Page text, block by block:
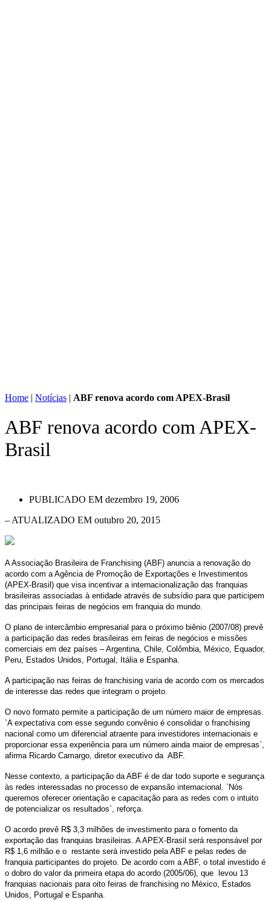
Home | Notícias | ABF renova acordo com APEX-Brasil
ABF renova acordo com APEX-
Brasil
PUBLICADO EM dezembro 19, 2006
– ATUALIZADO EM outubro 20, 2015
A Associação Brasileira de Franchising (ABF) anuncia a renovação do
acordo com a Agência de Promoção de Exportações e Investimentos
(APEX-Brasil) que visa incentivar a internacionalização das franquias
brasileiras associadas à entidade através de subsídio para que participem
das principais feiras de negócios em franquia do mundo.
O plano de intercâmbio empresarial para o próximo biênio (2007/08) prevê
a participação das redes brasileiras em feiras de negócios e missões
comerciais em dez países – Argentina, Chile, Colômbia, México, Equador,
Peru, Estados Unidos, Portugal, Itália e Espanha.
A participação nas feiras de franchising varia de acordo com os mercados
de interesse das redes que integram o projeto.
O novo formato permite a participação de um número maior de empresas.
`A expectativa com esse segundo convênio é consolidar o franchising
nacional como um diferencial atraente para investidores internacionais e
proporcionar essa experiência para um número ainda maior de empresas`,
afirma Ricardo Camargo, diretor executivo da ABF.
Nesse contexto, a participação da ABF é de dar todo suporte e segurança
às redes interessadas no processo de expansão internacional. `Nós
queremos oferecer orientação e capacitação para as redes com o intuito
de potencializar os resultados`, reforça.
O acordo prevê R$ 3,3 milhões de investimento para o fomento da
exportação das franquias brasileiras. A APEX-Brasil será responsável por
R$ 1,6 milhão e o restante será investido pela ABF e pelas redes de
franquia participantes do projeto. De acordo com a ABF, o total investido é
o dobro do valor da primeira etapa do acordo (2005/06), que levou 13
franquias nacionais para oito feiras de franchising no México, Estados
Unidos, Portugal e Espanha.